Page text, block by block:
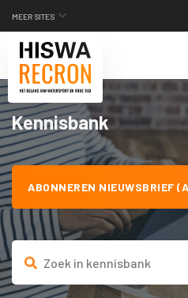
MEER SITES
Kennisbank
ABONNEREN NIEUWSBRIEF